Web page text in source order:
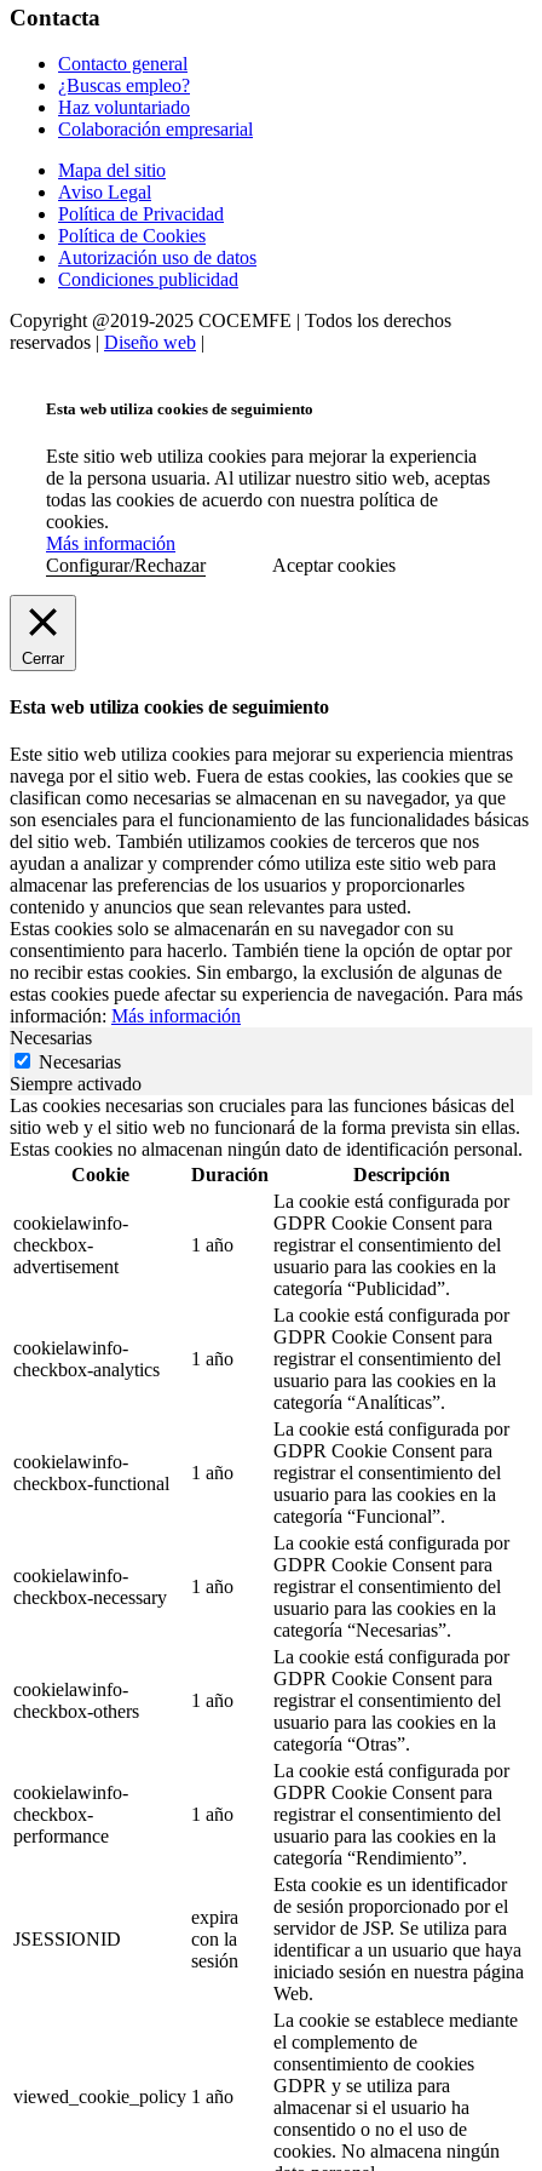
Contacta
Contacto general
¿Buscas empleo?
Haz voluntariado
Colaboración empresarial
Mapa del sitio
Aviso Legal
Política de Privacidad
Política de Cookies
Autorización uso de datos
Condiciones publicidad
Copyright @2019-2025 COCEMFE | Todos los derechos
reservados | Diseño web |
Esta web utiliza cookies de seguimiento
Este sitio web utiliza cookies para mejorar la experiencia
de la persona usuaria. Al utilizar nuestro sitio web, aceptas
todas las cookies de acuerdo con nuestra política de
cookies.
Más información
Configurar/Rechazar
Aceptar cookies
Cerrar
Esta web utiliza cookies de seguimiento
Este sitio web utiliza cookies para mejorar su experiencia mientras
navega por el sitio web. Fuera de estas cookies, las cookies que se
clasifican como necesarias se almacenan en su navegador, ya que
son esenciales para el funcionamiento de las funcionalidades básicas
del sitio web. También utilizamos cookies de terceros que nos
ayudan a analizar y comprender cómo utiliza este sitio web para
almacenar las preferencias de los usuarios y proporcionarles
contenido y anuncios que sean relevantes para usted.
Estas cookies solo se almacenarán en su navegador con su
consentimiento para hacerlo. También tiene la opción de optar por
no recibir estas cookies. Sin embargo, la exclusión de algunas de
estas cookies puede afectar su experiencia de navegación. Para más
información: Más información
Necesarias
Necesarias
Siempre activado
Las cookies necesarias son cruciales para las funciones básicas del
sitio web y el sitio web no funcionará de la forma prevista sin ellas.
Estas cookies no almacenan ningún dato de identificación personal.
Cookie
Duración Descripción
cookielawinfo-
checkbox-
advertisement
1 año
La cookie está configurada por
GDPR Cookie Consent para
registrar el consentimiento del
usuario para las cookies en la
categoría “Publicidad”.
cookielawinfo-
checkbox-analytics
1 año
La cookie está configurada por
GDPR Cookie Consent para
registrar el consentimiento del
usuario para las cookies en la
categoría “Analíticas”.
cookielawinfo-
checkbox-functional
1 año
La cookie está configurada por
GDPR Cookie Consent para
registrar el consentimiento del
usuario para las cookies en la
categoría “Funcional”.
cookielawinfo-
checkbox-necessary
1 año
La cookie está configurada por
GDPR Cookie Consent para
registrar el consentimiento del
usuario para las cookies en la
categoría “Necesarias”.
cookielawinfo-
checkbox-others
1 año
La cookie está configurada por
GDPR Cookie Consent para
registrar el consentimiento del
usuario para las cookies en la
categoría “Otras”.
cookielawinfo-
checkbox-
performance
1 año
La cookie está configurada por
GDPR Cookie Consent para
registrar el consentimiento del
usuario para las cookies en la
categoría “Rendimiento”.
JSESSIONID
expira
con la
sesión
Esta cookie es un identificador
de sesión proporcionado por el
servidor de JSP. Se utiliza para
identificar a un usuario que haya
iniciado sesión en nuestra página
Web.
viewed_cookie_policy 1 año
La cookie se establece mediante
el complemento de
consentimiento de cookies
GDPR y se utiliza para
almacenar si el usuario ha
consentido o no el uso de
cookies. No almacena ningún